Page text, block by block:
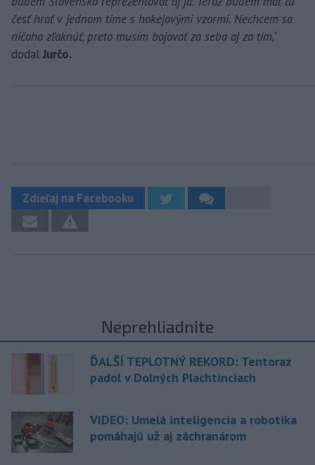
česť hrať v jednom tíme s hokejovými vzormi. Nechcem sa
ničoho zľaknúť, preto musím bojovať za seba aj za tím,"
dodal Jurčo.
Zdieľaj na Facebooku
Neprehliadnite
ĎALŠÍ TEPLOTNÝ REKORD: Tentoraz
padol v Dolných Plachtinciach
VIDEO: Umelá inteligencia a robotika
pomáhajú už aj záchranárom